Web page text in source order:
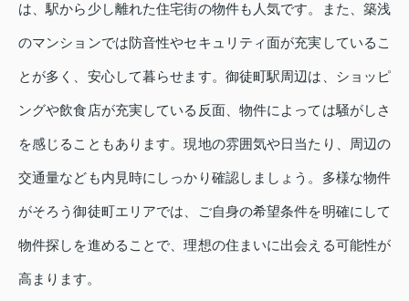
は、駅から少し離れた住宅街の物件も人気です。また、築浅
のマンションでは防音性やセキュリティ面が充実しているこ
とが多く、安心して暮らせます。御徒町駅周辺は、ショッピ
ングや飲食店が充実している反面、物件によっては騒がしさ
を感じることもあります。現地の雰囲気や日当たり、周辺の
交通量なども内見時にしっかり確認しましょう。多様な物件
がそろう御徒町エリアでは、ご自身の希望条件を明確にして
物件探しを進めることで、理想の住まいに出会える可能性が
高まります。